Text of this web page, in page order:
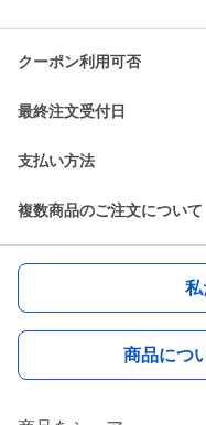
クーポン利用可否
最終注文受付日
支払い方法
複数商品のご注文について
私
商品につ